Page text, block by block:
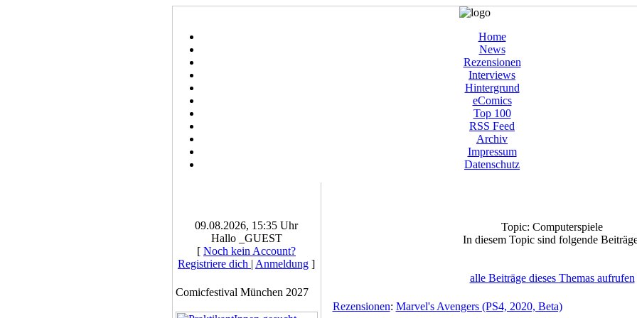
Home
News
Rezensionen
Interviews
Hintergrund
eComics
Top 100
RSS Feed
Archiv
Impressum
Datenschutz
09.08.2026, 15:35 Uhr
Hallo _GUEST
[ Noch kein Account?
Registriere dich | Anmeldung ]
Comicfestival München 2027
Topic: Computerspiele
In diesem Topic sind folgende
alle Beiträge dieses Themas aufrufen
Rezensionen: Marvel's Avengers (PS4, 2020, Beta)